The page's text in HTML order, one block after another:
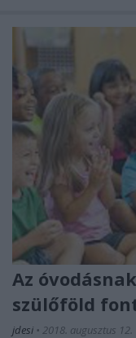
Az
szülőföld
jdesi • 2018. augusztus 12.